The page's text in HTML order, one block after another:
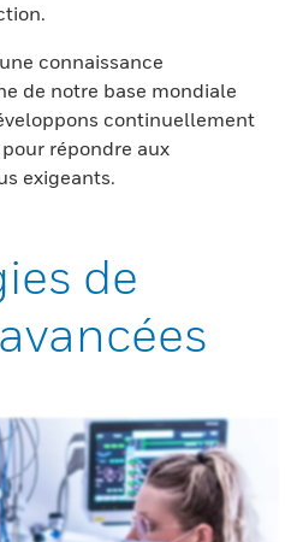
connaissance
de notre base mondiale
continuellement
répondre aux
exigeants.
de